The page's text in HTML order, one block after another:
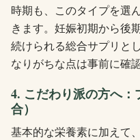
時期も、このタイプを選
きます。妊娠初期から後
続けられる総合サプリと
なりがちな点は事前に確
4. こだわり派の方へ
合）
基本的な栄養素に加えて